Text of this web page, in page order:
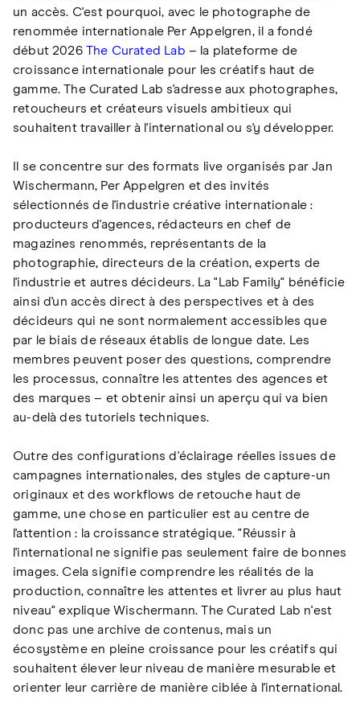
un accès. C'est pourquoi, avec le photographe de
renommée internationale Per Appelgren, il a fondé
début 2026 The Curated Lab – la plateforme de
croissance internationale pour les créatifs haut de
gamme. The Curated Lab s'adresse aux photographes,
retoucheurs et créateurs visuels ambitieux qui
souhaitent travailler à l'international ou s'y développer.
Il se concentre sur des formats live organisés par Jan
Wischermann, Per Appelgren et des invités
sélectionnés de l'industrie créative internationale :
producteurs d'agences, rédacteurs en chef de
magazines renommés, représentants de la
photographie, directeurs de la création, experts de
l'industrie et autres décideurs. La "Lab Family" bénéficie
ainsi d'un accès direct à des perspectives et à des
décideurs qui ne sont normalement accessibles que
par le biais de réseaux établis de longue date. Les
membres peuvent poser des questions, comprendre
les processus, connaître les attentes des agences et
des marques – et obtenir ainsi un aperçu qui va bien
au-delà des tutoriels techniques.
Outre des configurations d'éclairage réelles issues de
campagnes internationales, des styles de capture-un
originaux et des workflows de retouche haut de
gamme, une chose en particulier est au centre de
l'attention : la croissance stratégique. "Réussir à
l'international ne signifie pas seulement faire de bonnes
images. Cela signifie comprendre les réalités de la
production, connaître les attentes et livrer au plus haut
niveau" explique Wischermann. The Curated Lab n'est
donc pas une archive de contenus, mais un
écosystème en pleine croissance pour les créatifs qui
souhaitent élever leur niveau de manière mesurable et
orienter leur carrière de manière ciblée à l'international.